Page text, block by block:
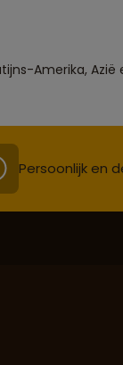
Amerika, Azië
Persoonlijk en